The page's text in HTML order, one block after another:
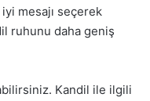
mesajı seçerek
ruhunu daha geniş
Kandil ile ilgili